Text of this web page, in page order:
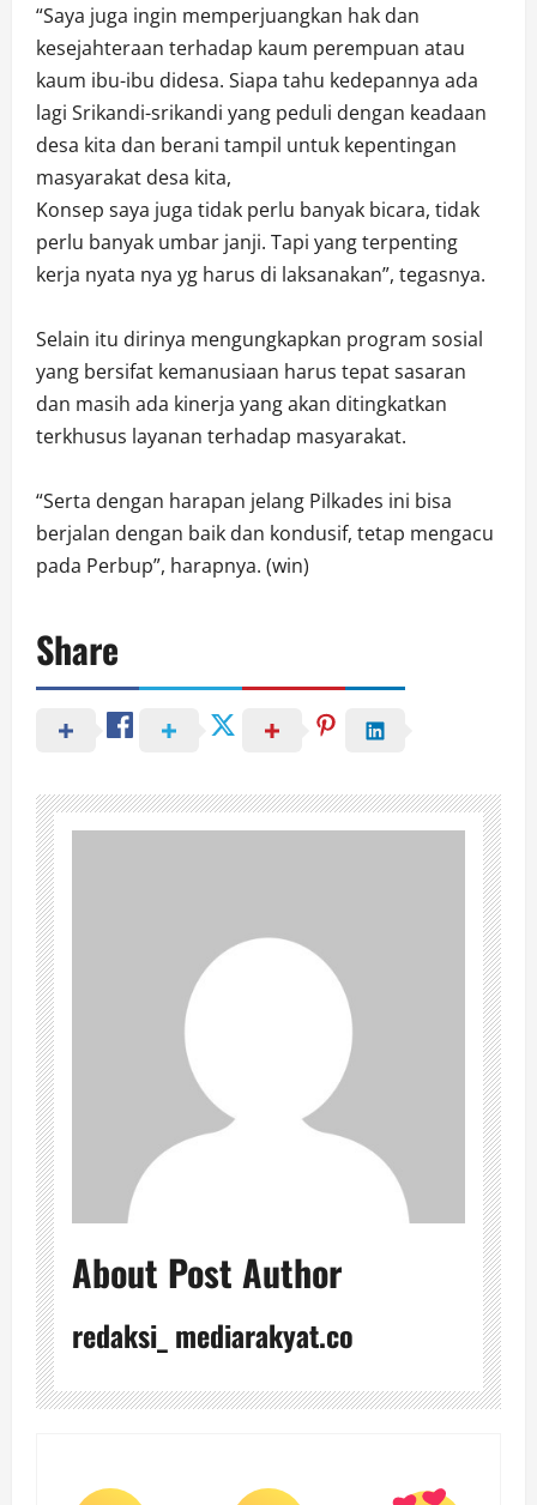
“Saya juga ingin memperjuangkan hak dan
kesejahteraan terhadap kaum perempuan atau
kaum ibu-ibu didesa. Siapa tahu kedepannya ada
lagi Srikandi-srikandi yang peduli dengan keadaan
desa kita dan berani tampil untuk kepentingan
masyarakat desa kita,
Konsep saya juga tidak perlu banyak bicara, tidak
perlu banyak umbar janji. Tapi yang terpenting
kerja nyata nya yg harus di laksanakan”, tegasnya.
Selain itu dirinya mengungkapkan program sosial
yang bersifat kemanusiaan harus tepat sasaran
dan masih ada kinerja yang akan ditingkatkan
terkhusus layanan terhadap masyarakat.
“Serta dengan harapan jelang Pilkades ini bisa
berjalan dengan baik dan kondusif, tetap mengacu
pada Perbup”, harapnya. (win)
Share
About Post Author
redaksi_ mediarakyat.co